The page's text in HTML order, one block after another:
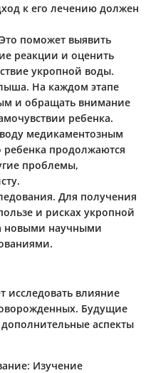
к его лечению должен
Это поможет выявить
реакции и оценить
укропной воды.
На каждом этапе
и обращать внимание
ребенка.
медикаментозным
ребенка продолжаются
проблемы,
Для получения
и рисках укропной
новыми научными
исследовать влияние
Будущие
аспекты
Изучение